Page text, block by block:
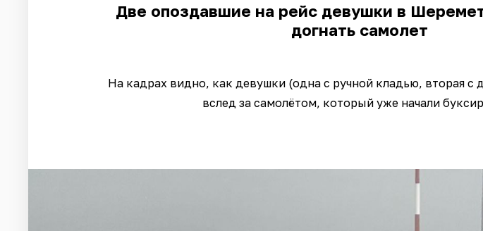
Две опоздавшие на рейс девушки в
догнать самолет
На кадрах видно, как девушки (одна с ручной кладью, вторая с
вслед за самолётом, который уже начали